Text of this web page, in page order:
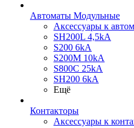
Автоматы Модульные
Аксессуары к
SH200L 4,5kA
S200 6kA
S200M 10kA
S800C 25kA
SH200 6kA
Ещё
Контакторы
Аксессуары к